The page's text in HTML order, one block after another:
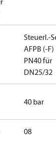
Steuerl.-
AFPB (-F)
PN40 für
DN25/32
40 bar
08